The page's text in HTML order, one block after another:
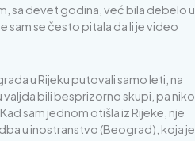
sa devet godina, već bila debelo u
sam se često pitala da li je video
u Rijeku putovali samo leti, na
bili besprizorno skupi, pa niko
sam jednom otišla iz Rijeke, nje
u inostranstvo (Beograd), koja je